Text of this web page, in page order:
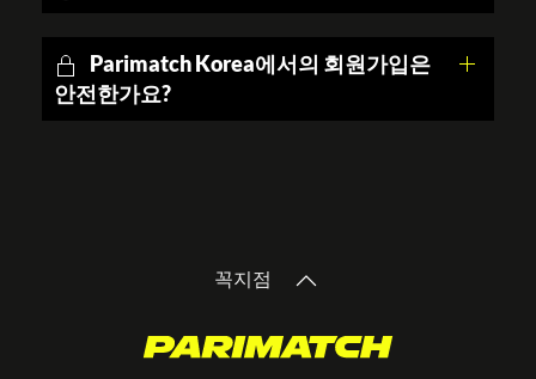
Parimatch Korea에서의 회원가입은
안전한가요?
꼭지점